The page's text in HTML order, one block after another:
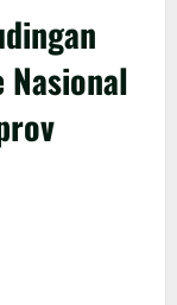
Nasional